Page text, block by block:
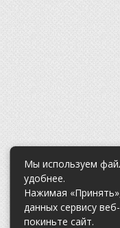
Мы используем
удобнее.
Нажимая
данных сервису
покиньте сайт.